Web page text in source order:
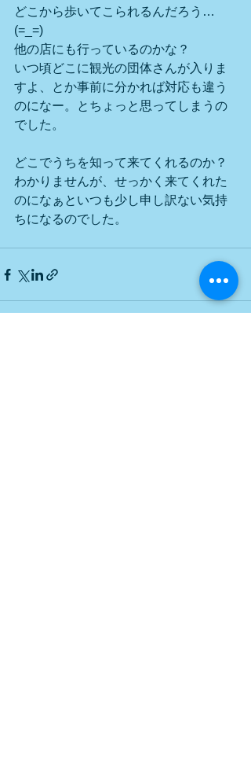
どこから歩いてこられるんだろう…
(=_=)
他の店にも行っているのかな？
いつ頃どこに観光の団体さんが入りま
すよ、とか事前に分かれば対応も違う
のになー。とちょっと思ってしまうの
でした。
どこでうちを知って来てくれるのか？
わかりませんが、せっかく来てくれた
のになぁといつも少し申し訳ない気持
ちになるのでした。